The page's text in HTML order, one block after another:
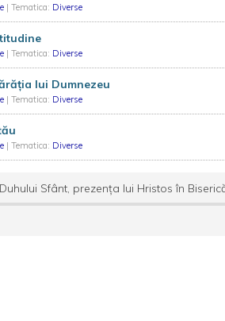
| Tematica: Diverse
| Tematica: Diverse
lui Dumnezeu
| Tematica: Diverse
| Tematica: Diverse
Sfânt, prezența lui Hristos în